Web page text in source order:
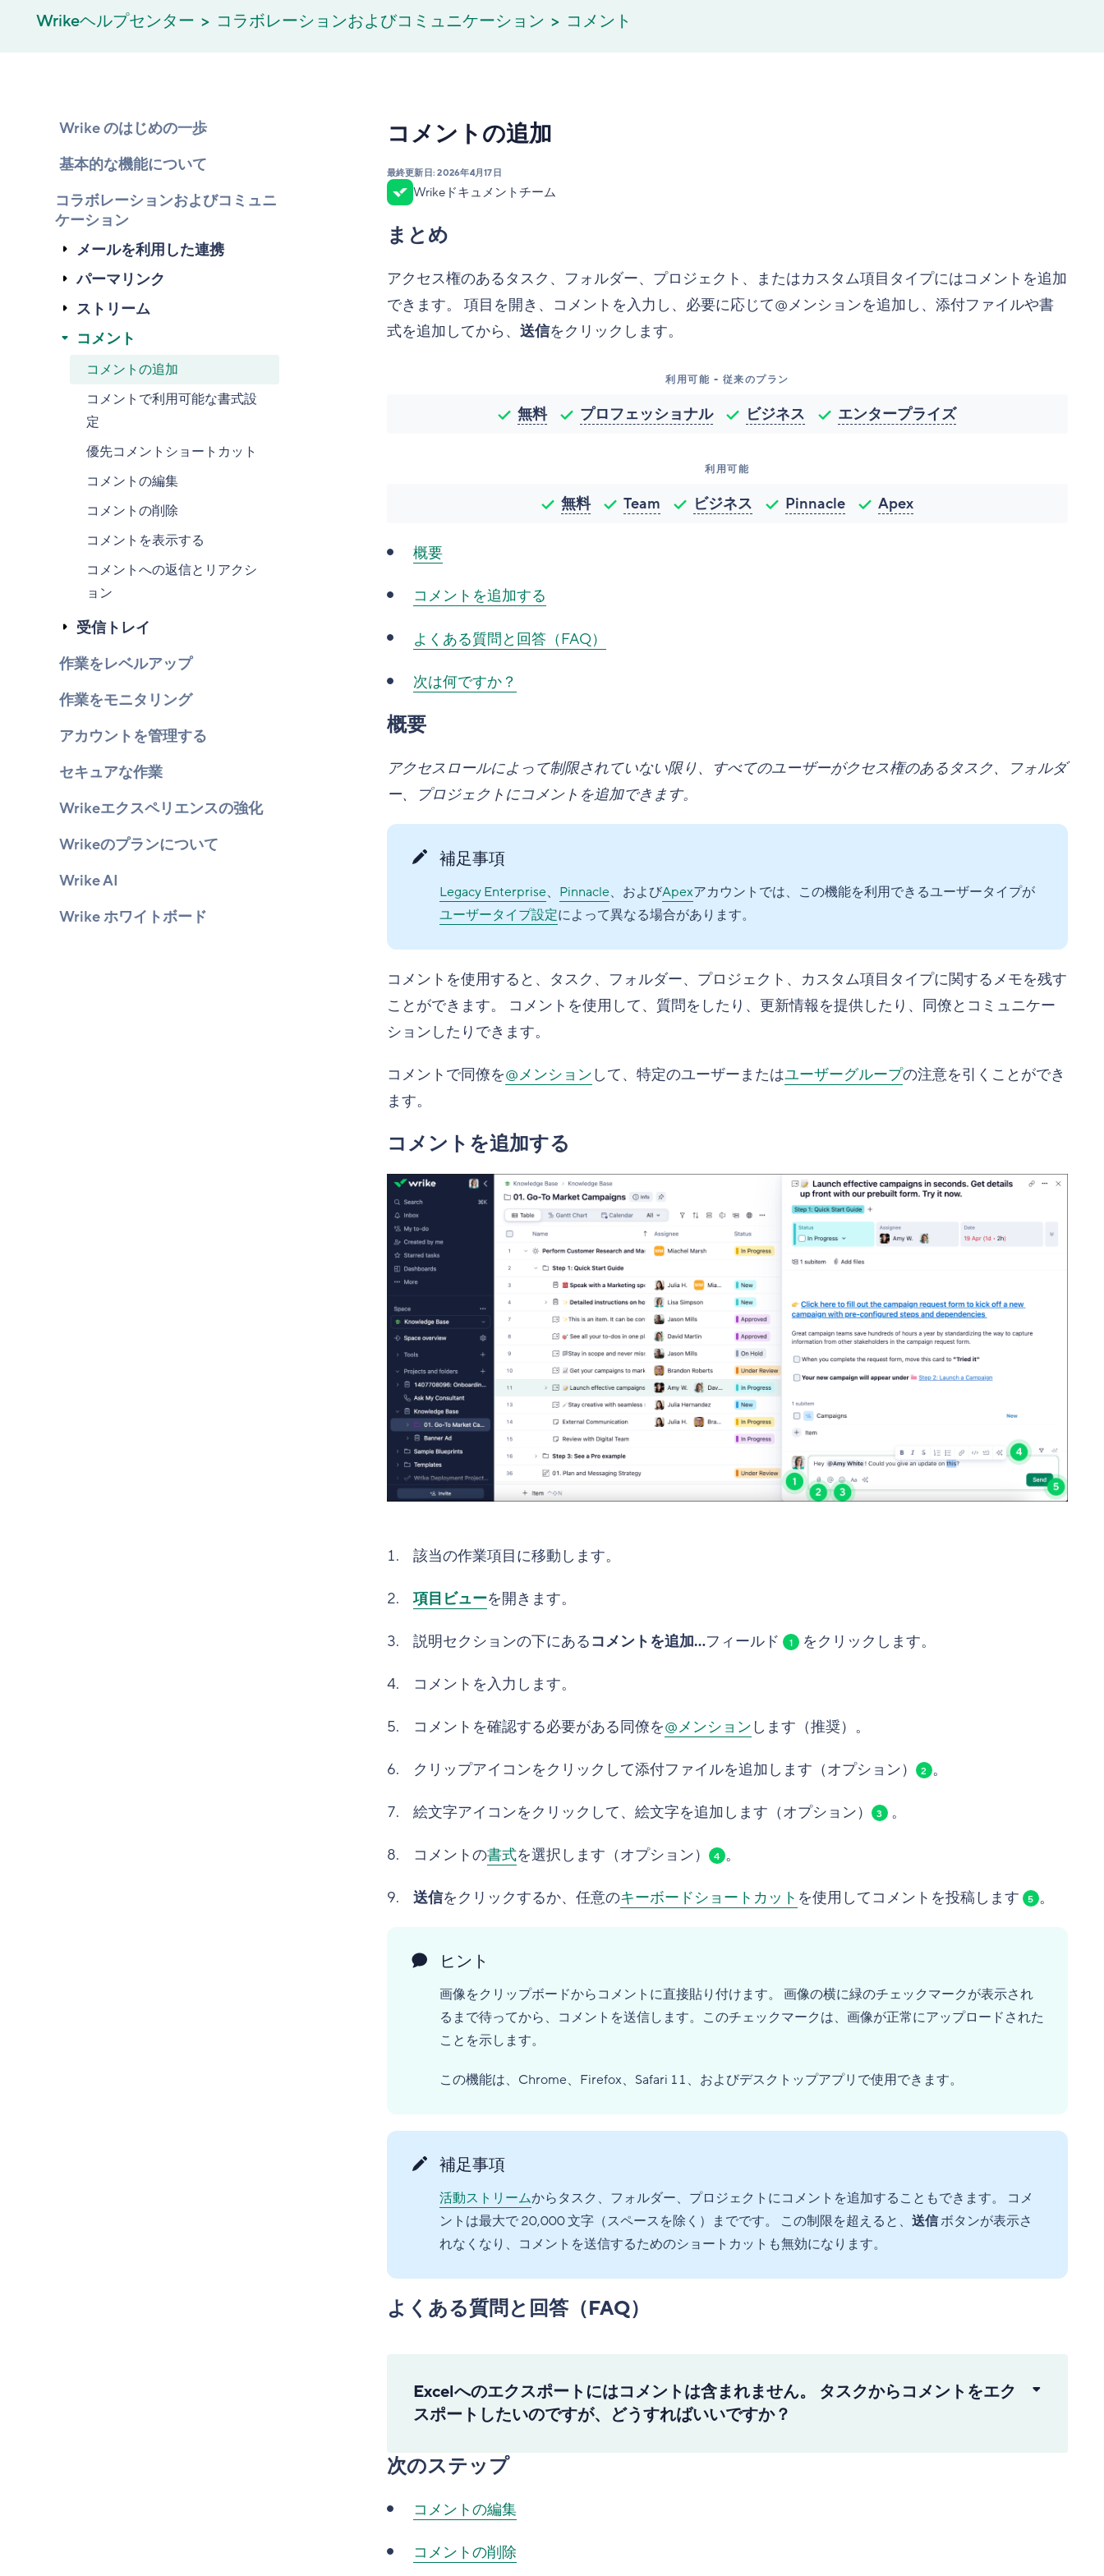
Wrikeヘルプセンター コラボレーションおよびコミュニケーション コメント
Wrike のはじめの一歩
基本的な機能について
コラボレーションおよびコミュニ
ケーション
メールを利用した連携
パーマリンク
ストリーム
コメント
コメントの追加
コメントで利用可能な書式設
定
優先コメントショートカット
コメントの編集
コメントの削除
コメントを表示する
コメントへの返信とリアクシ
ョン
受信トレイ
作業をレベルアップ
作業をモニタリング
アカウントを管理する
セキュアな作業
Wrikeエクスペリエンスの強化
Wrikeのプランについて
Wrike AI
Wrike ホワイトボード
コメントの追加
最終更新日:2026年4月17日
Wrikeドキュメントチーム
まとめ
アクセス権のあるタスク、フォルダー、プロジェクト、またはカスタム項目タイプにはコメントを追加
できます。 項目を開き、コメントを入力し、必要に応じて@メンションを追加し、添付ファイルや書
式を追加してから、 送信をクリックします。
利用可能 - 従来のプラン
無料 プロフェッショナル ビジネス エンタープライズ
利用可能
無料 Team ビジネス Pinnacle Apex
概要
コメントを追加する
よくある質問と回答（FAQ）
次は何ですか？
概要
アクセスロールによって制限されていない限り、すべてのユーザーがクセス権のあるタスク、フォルダ
ー、プロジェクトにコメントを追加できます。
補足事項
Legacy Enterprise、 Pinnacle、およびApexアカウントでは、この機能を利用できるユーザータイプが
ユーザータイプ設定によって異なる場合があります。
コメントを使用すると、タスク、フォルダー、プロジェクト、カスタム項目タイプに関するメモを残す
ことができます。 コメントを使用して、質問をしたり、更新情報を提供したり、同僚とコミュニケー
ションしたりできます。
コメントで同僚を@メンション して、特定のユーザーまたはユーザーグループの注意を引くことができ
ます。
コメントを追加する
該当の作業項目に移動します。
項目ビューを開きます。
説明セクションの下にあるコメントを追加...フィールド 1 をクリックします。
コメントを入力します。
コメントを確認する必要がある同僚を@メンション します（推奨）。
クリップアイコンをクリックして添付ファイルを追加します（オプション） 2 。
絵文字アイコンをクリックして、絵文字を追加します（オプション） 3 。
コメントの書式を選択します（オプション） 4 。
送信をクリックするか、任意のキーボードショートカット を使用してコメントを投稿します 5 。
ヒント
画像をクリップボードからコメントに直接貼り付けます。 画像の横に緑のチェックマークが表示され
るまで待ってから、コメントを送信します。このチェックマークは、画像が正常にアップロードされた
ことを示します。
この機能は、Chrome、Firefox、Safari 11、およびデスクトップアプリで使用できます。
補足事項
活動ストリームからタスク、フォルダー、プロジェクトにコメントを追加することもできます。 コメ
ントは最大で 20,000 文字（スペースを除く）までです。 この制限を超えると、 送信ボタンが表示さ
れなくなり、コメントを送信するためのショートカットも無効になります。
よくある質問と回答（FAQ）
Excelへのエクスポートにはコメントは含まれません。 タスクからコメントをエク
スポートしたいのですが、どうすればいいですか？
次のステップ
コメントの編集
コメントの削除